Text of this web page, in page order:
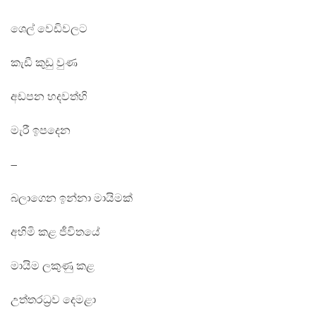
ශෙල් වෙඩිවලට
කැඩී කුඩු වුණ
අඩපන හදවත්හි
මැරී ඉපදෙන
–
බලාගෙන ඉන්නා මායිමක්
අහිමි කළ ජීවිතයේ
මායිම ලකුණු කළ
උත්තරධ්‍රව දෙමළා